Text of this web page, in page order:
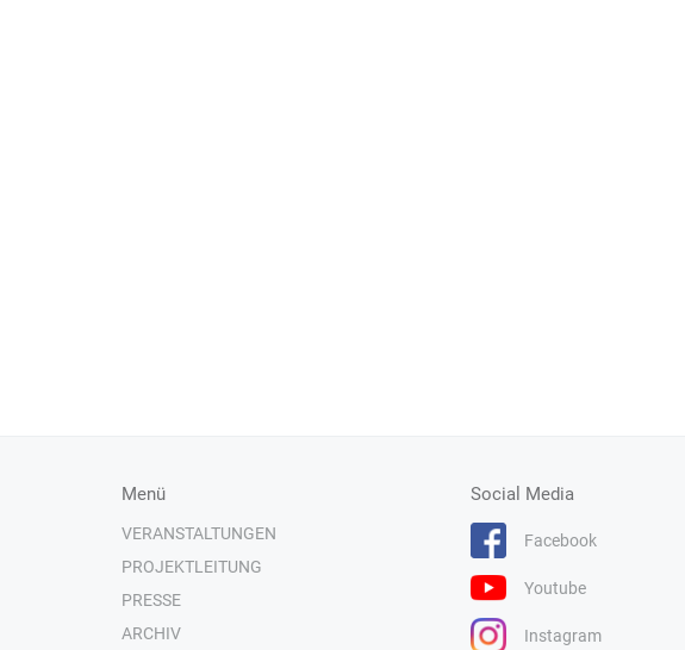
Menü
VERANSTALTUNGEN
PROJEKTLEITUNG
PRESSE
ARCHIV
Social Media
Facebook
Youtube
Instagram